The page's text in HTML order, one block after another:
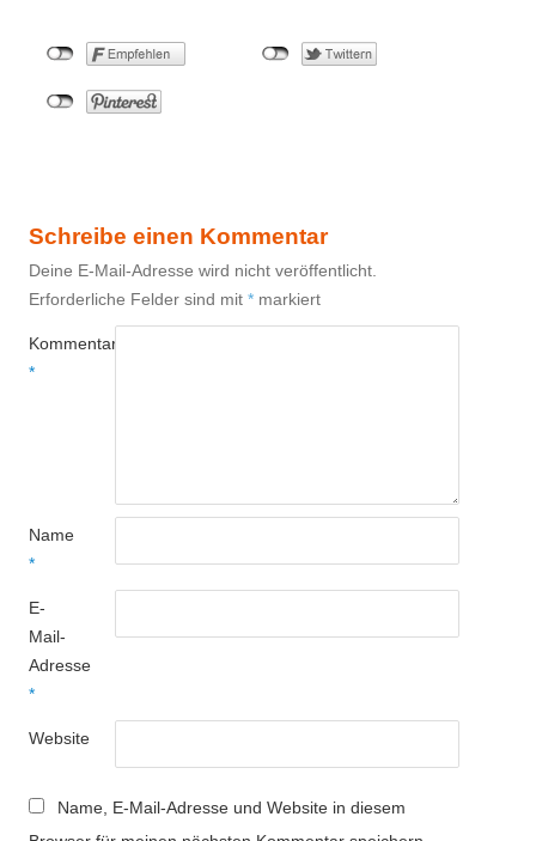
Schreibe einen Kommentar
Deine E-Mail-Adresse wird nicht veröffentlicht.
Erforderliche Felder sind mit * markiert
Kommentar
*
Name
*
E-
Mail-
Adresse
*
Website
Name, E-Mail-Adresse und Website in diesem